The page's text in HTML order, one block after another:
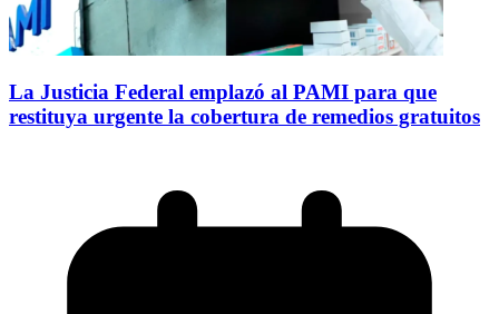
La Justicia Federal emplazó al PAMI para que
restituya urgente la cobertura de remedios gratuitos